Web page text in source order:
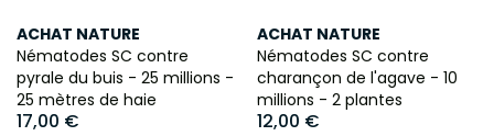
ACHAT NATURE
Nématodes SC contre
pyrale du buis - 25 millions -
25 mètres de haie
17,00 €
ACHAT NATURE
Nématodes SC contre
charançon de l'agave - 10
millions - 2 plantes
12,00 €